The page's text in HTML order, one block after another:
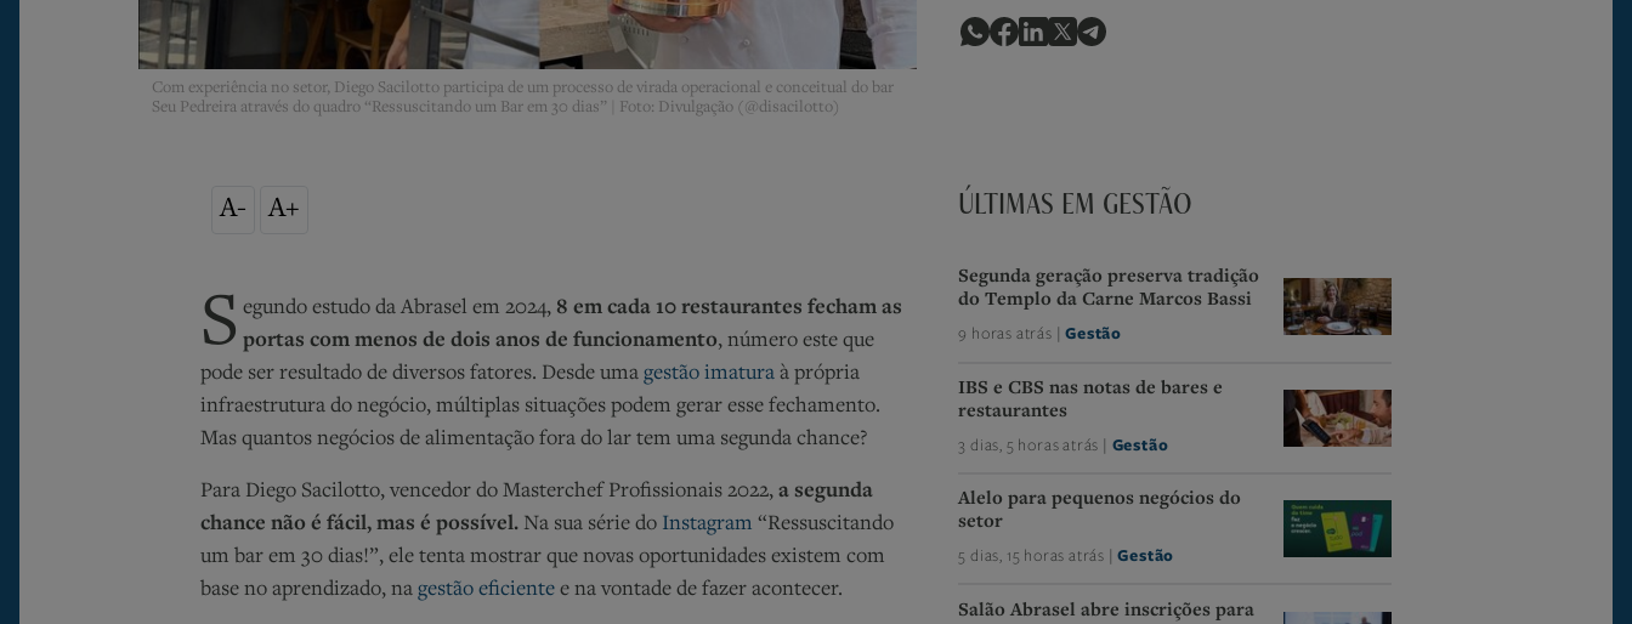
Com experiência no setor, Diego Sacilotto participa de um processo de virada operacional e conceitual do bar
Seu Pedreira através do quadro “Ressuscitando um Bar em 30 dias” | Foto: Divulgação (@disacilotto)
A- A+
S egundo estudo da Abrasel em 2024, 8 em cada 10 restaurantes fecham as
portas com menos de dois anos de funcionamento, número este que
pode ser resultado de diversos fatores. Desde uma gestão imatura à própria
infraestrutura do negócio, múltiplas situações podem gerar esse fechamento.
Mas quantos negócios de alimentação fora do lar tem uma segunda chance?
Para Diego Sacilotto, vencedor do Masterchef Profissionais 2022, a segunda
chance não é fácil, mas é possível. Na sua série do Instagram “Ressuscitando
um bar em 30 dias!”, ele tenta mostrar que novas oportunidades existem com
base no aprendizado, na gestão eficiente e na vontade de fazer acontecer.
ÚLTIMAS EM GESTÃO
Segunda geração preserva tradição
do Templo da Carne Marcos Bassi
9 horas atrás |Gestão
IBS e CBS nas notas de bares e
restaurantes
3 dias, 5 horas atrás | Gestão
Alelo para pequenos negócios do
setor
5 dias, 15 horas atrás |Gestão
Salão Abrasel abre inscrições para